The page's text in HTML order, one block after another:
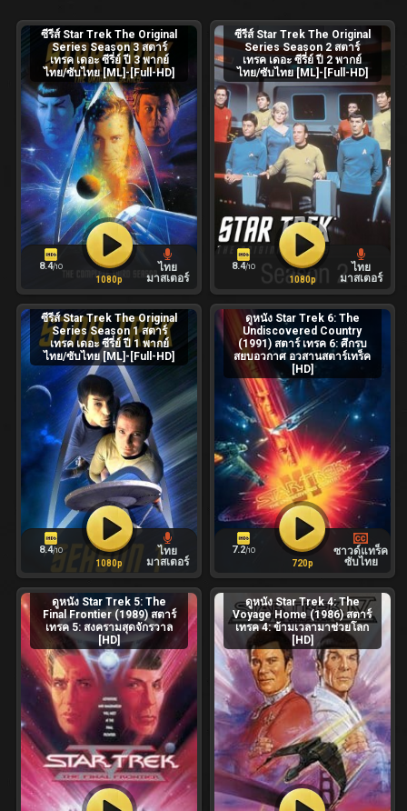
ซีรีส์ Star Trek The Original
Series Season 3 สตาร์
เทรค เดอะ ซีรี่ย์ ปี 3 พากย์
ไทย/ซับไทย [ML]-[Full-HD]
8.4/10
ไทย
มาสเตอร์
1080p
ซีรีส์ Star Trek The Original
Series Season 2 สตาร์
เทรค เดอะ ซีรี่ย์ ปี 2 พากย์
ไทย/ซับไทย [ML]-[Full-HD]
8.4/10
ไทย
มาสเตอร์
1080p
ซีรีส์ Star Trek The Original
Series Season 1 สตาร์
เทรค เดอะ ซีรี่ย์ ปี 1 พากย์
ไทย/ซับไทย [ML]-[Full-HD]
8.4/10
ไทย
มาสเตอร์
1080p
ดูหนัง Star Trek 6: The
Undiscovered Country
(1991) สตาร์ เทรค 6: ศึกรบ
สยบอวกาศ อวสานสตาร์เทร็ค
[HD]
7.2/10
ซาวด์แทร็ค
ซับไทย
720p
ดูหนัง Star Trek 5: The
Final Frontier (1989) สตาร์
เทรค 5: สงครามสุดจักรวาล
[HD]
ดูหนัง Star Trek 4: The
Voyage Home (1986) สตาร์
เทรค 4: ข้ามเวลามาช่วยโลก
[HD]